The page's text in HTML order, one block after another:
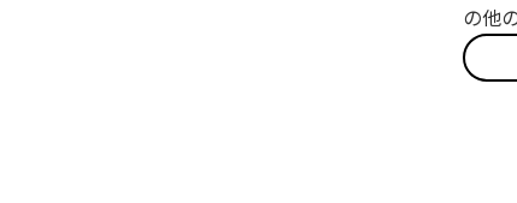
の他